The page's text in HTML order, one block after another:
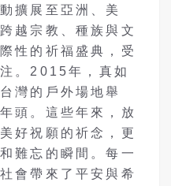
擴展至亞洲、美
越宗教、種族與文
性的祈福盛典，受
。2015年，真如
灣的戶外場地舉
頭。這些年來，放
好祝願的祈念，更
難忘的瞬間。每一
會帶來了平安與希